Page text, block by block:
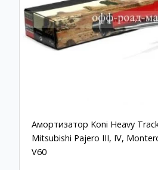
Амортизатор Koni Heavy
Mitsubishi Pajero III, IV,
V60